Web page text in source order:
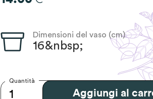
Dimensioni del vaso (cm)
16&nbsp;
Quantità
Aggiungi al